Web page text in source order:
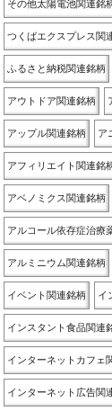
その他太陽電池関連銘
つくばエクスプレス関
ふるさと納税関連銘柄
アウトドア関連銘柄
アップル関連銘柄 ア
アフィリエイト関連銘
アベノミクス関連銘柄
アルコール依存症治療
アルミニウム関連銘柄
イベント関連銘柄 イ
インスタント食品関連
インターネットカフェ
インターネット広告関